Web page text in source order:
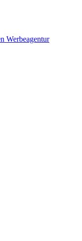
Werbeagentur